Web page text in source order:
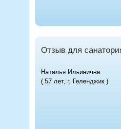
Отзыв для
Наталья Ильинична
( 57 лет, г. Геленджик )